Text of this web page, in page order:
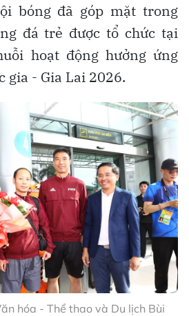
bóng đã góp mặt trong
đá trẻ được tổ chức tại
hoạt động hưởng ứng
gia - Gia Lai 2026.
hóa - Thể thao và Du lịch Bùi